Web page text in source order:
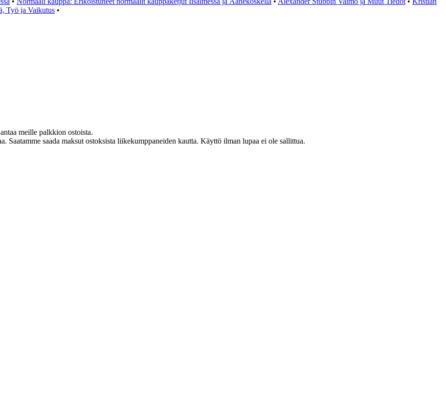
Työ ja Vaikutus •
meille palkkion ostoista.
Saatamme saada maksut ostoksista liikekumppaneiden kautta. Käyttö ilman lupaa ei ole sallittua.